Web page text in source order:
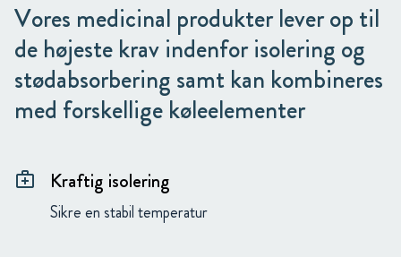
Vores medicinal produkter lever op til
de højeste krav indenfor isolering og
stødabsorbering samt kan kombineres
med forskellige køleelementer
medical_services Kraftig isolering
Sikre en stabil temperatur